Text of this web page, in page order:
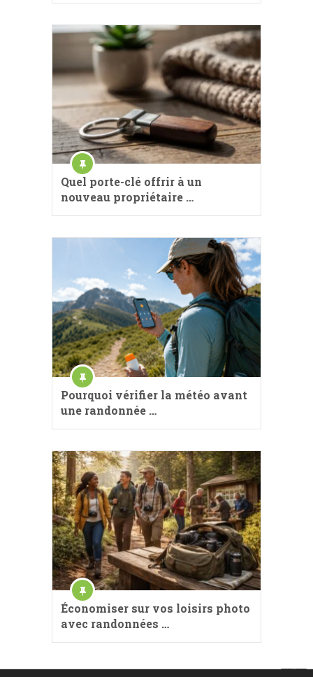
Quel porte-clé offrir à un
nouveau propriétaire …
Pourquoi vérifier la météo avant
une randonnée …
Économiser sur vos loisirs photo
avec randonnées …